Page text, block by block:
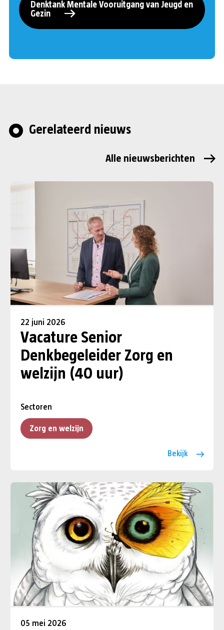
Denktank Mentale Vooruitgang van Jeugd en
Gezin
Gerelateerd nieuws
Alle nieuwsberichten
22 juni 2026
Vacature Senior
Denkbegeleider Zorg en
welzijn (40 uur)
Sectoren
Zorg en welzijn
Bekijk
05 mei 2026